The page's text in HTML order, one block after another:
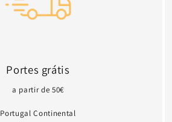
Portes grátis
a partir de 50€
Portugal Continental